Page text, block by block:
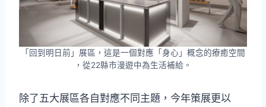
「回到明日前」展區，這是一個對應「身心」概念的療癒空間
，從22縣市漫遊中為生活補給。
除了五大展區各自對應不同主題，今年策展更以